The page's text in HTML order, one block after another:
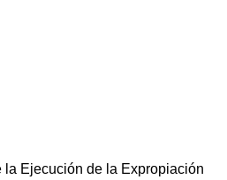
la Ejecución de la Expropiación